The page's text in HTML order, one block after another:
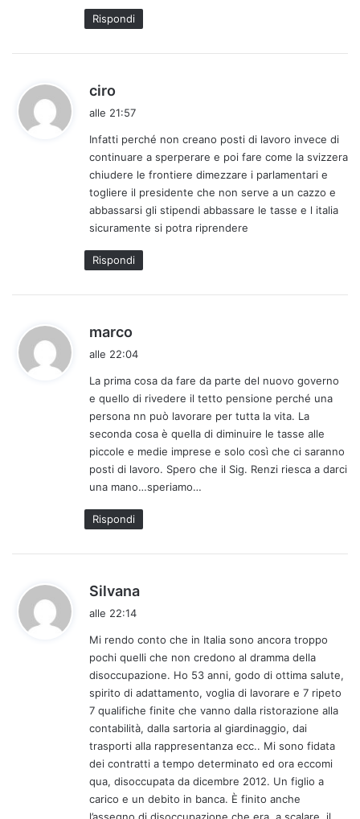
Rispondi
ciro
a
e
t
t
o
:
alle 21:57
Infatti perché non creano posti di lavoro invece di
continuare a sperperare e poi fare come la svizzera
chiudere le frontiere dimezzare i parlamentari e
togliere il presidente che non serve a un cazzo e
abbassarsi gli stipendi abbassare le tasse e l italia
sicuramente si potra riprendere
Rispondi
marco
a
e
t
t
o
:
alle 22:04
La prima cosa da fare da parte del nuovo governo
e quello di rivedere il tetto pensione perché una
persona nn può lavorare per tutta la vita. La
seconda cosa è quella di diminuire le tasse alle
piccole e medie imprese e solo così che ci saranno
posti di lavoro. Spero che il Sig. Renzi riesca a darci
una mano…speriamo…
Rispondi
Silvana
e
t
t
o
:
alle 22:14
Mi rendo conto che in Italia sono ancora troppo
pochi quelli che non credono al dramma della
disoccupazione. Ho 53 anni, godo di ottima salute,
spirito di adattamento, voglia di lavorare e 7 ripeto
7 qualifiche finite che vanno dalla ristorazione alla
contabilità, dalla sartoria al giardinaggio, dai
trasporti alla rappresentanza ecc.. Mi sono fidata
dei contratti a tempo determinato ed ora eccomi
qua, disoccupata da dicembre 2012. Un figlio a
carico e un debito in banca. È finito anche